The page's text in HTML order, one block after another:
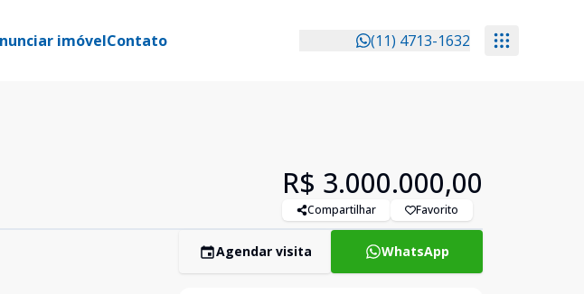
imóvelContato (11) 4713-1632
R$ 3.000.000,00
Compartilhar Favorito
Agendar visita WhatsApp